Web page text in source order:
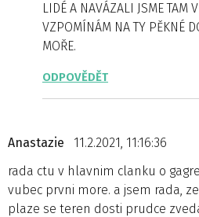
LIDÉ A NAVÁZALI JSME TAM
VZPOMÍNÁM NA TY PĚKNÉ
MOŘE.
ODPOVĚDĚT
Anastazie
11.2.2021, 11:16:36
rada ctu v hlavnim clanku o
vubec prvni more. a jsem rada,
plaze se teren dosti prudce